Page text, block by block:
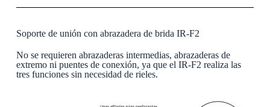
Soporte de unión con abrazadera de brida IR-F2
No se requieren abrazaderas intermedias, abrazaderas de
extremo ni puentes de conexión, ya que el IR-F2 realiza las
tres funciones sin necesidad de rieles.